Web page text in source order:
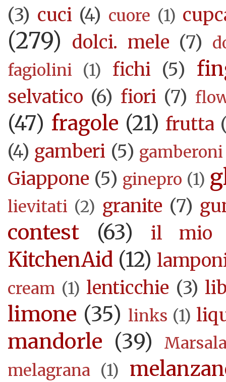
(3) cuci (4) cuore (1)
(279) dolci. mele (7)
fagiolini (1) fichi (5)
selvatico (6) fiori (7)
(47) fragole (21) frutta
(4) gamberi (5) gamberoni
Giappone (5) ginepro (1)
lievitati (2) granite (7)
contest (63) il mio
KitchenAid (12)
cream (1) lenticchie (3)
limone (35) links (1)
mandorle (39)
melagrana (1)